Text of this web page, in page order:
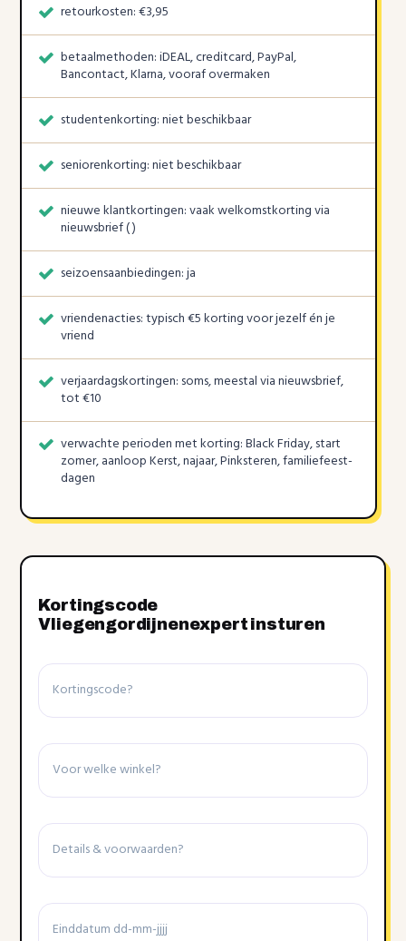
retourkosten: €3,95
betaalmethoden: iDEAL, creditcard, PayPal,
Bancontact, Klarna, vooraf overmaken
studentenkorting: niet beschikbaar
seniorenkorting: niet beschikbaar
nieuwe klantkortingen: vaak welkomstkorting via
nieuwsbrief ()
seizoensaanbiedingen: ja
vriendenacties: typisch €5 korting voor jezelf én je
vriend
verjaardagskortingen: soms, meestal via nieuwsbrief,
tot €10
verwachte perioden met korting: Black Friday, start
zomer, aanloop Kerst, najaar, Pinksteren, familiefeest-
dagen
Kortingscode
Vliegengordijnenexpert insturen
Kortingscode
Winkel
Details
voorwaarden
Einddatum